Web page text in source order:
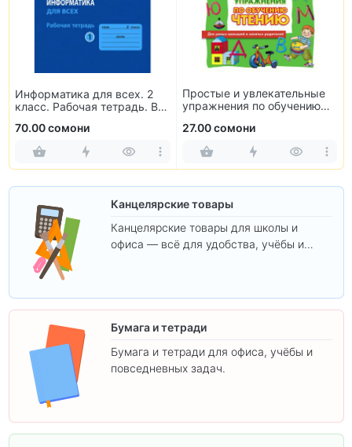
Информатика для всех. 2
класс. Рабочая тетрадь. В
70.00 сомони
Простые и увлекательные
упражнения по обучению
27.00 сомони
Канцелярские товары
Канцелярские товары для школы и
офиса — всё для удобства, учёбы и
Бумага и тетради
Бумага и тетради для офиса, учёбы и
повседневных задач.